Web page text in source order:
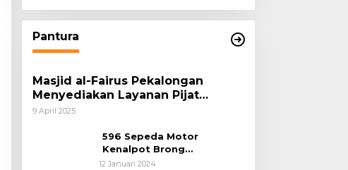
Pantura
Masjid al-Fairus Pekalongan
Menyediakan Layanan Pijat
hingga Potong Rambut Gratis bagi
9 April 2025
596 Sepeda Motor
Kenalpot Brong
Diamankan Polres
12 Januari 2024